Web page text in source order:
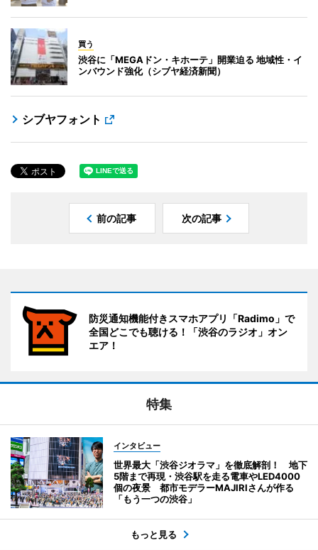
買う
渋谷に「MEGAドン・キホーテ」開業迫る 地域性・イ
ンバウンド強化（シブヤ経済新聞）
シブヤフォント
前の記事 次の記事
防災通知機能付きスマホアプリ「Radimo」で
全国どこでも聴ける！「渋谷のラジオ」オン
エア！
特集
インタビュー
世界最大「渋谷ジオラマ」を徹底解剖！ 地下
5階まで再現・渋谷駅を走る電車やLED4000
個の夜景 都市モデラーMAJIRIさんが作る
「もう一つの渋谷」
もっと見る